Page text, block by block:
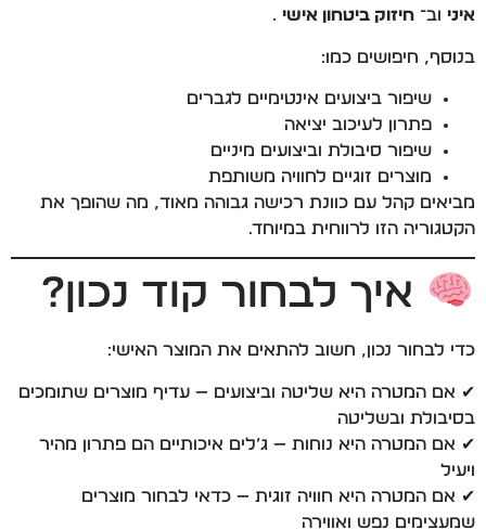
איני וב־ חיזוק ביטחון אישי .
בנוסף, חיפושים כמו:
שיפור ביצועים אינטימיים לגברים
פתרון לעיכוב יציאה
שיפור סיבולת וביצועים מיניים
מוצרים זוגיים לחוויה משותפת
מביאים קהל עם כוונת רכישה גבוהה מאוד, מה שהופך את
הקטגוריה הזו לרווחית במיוחד.
איך לבחור קוד נכון?
כדי לבחור נכון, חשוב להתאים את המוצר האישי:
✔ אם המטרה היא שליטה וביצועים — עדיף מוצרים שתומכים
בסיבולת ובשליטה
✔ אם המטרה היא נוחות — ג’לים איכותיים הם פתרון מהיר
ויעיל
✔ אם המטרה היא חוויה זוגית — כדאי לבחור מוצרים
שמעצימים נפש ואווירה